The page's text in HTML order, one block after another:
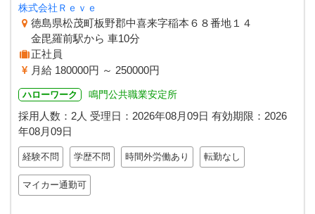
株式会社Ｒｅｖｅ
徳島県松茂町板野郡中喜来字稲本６８番地１４
金毘羅前駅から 車10分
正社員
月給 180000円 ～ 250000円
ハローワーク 鳴門公共職業安定所
採用人数：2人 受理日： 2026年08月09日 有効期限： 2026
年08月09日
経験不問 学歴不問 時間外労働あり 転勤なし
マイカー通勤可